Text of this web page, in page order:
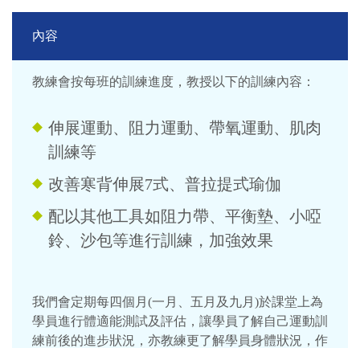
內容
教練會按每班的訓練進度，教授以下的訓練內容：
伸展運動、阻力運動、帶氧運動、肌肉
訓練等
改善寒背伸展7式、普拉提式瑜伽
配以其他工具如阻力帶、平衡墊、小啞
鈴、沙包等進行訓練，加強效果
我們會定期每四個月(一月、五月及九月)於課堂上為
學員進行體適能測試及評估，讓學員了解自己運動訓
練前後的進步狀況，亦教練更了解學員身體狀況，作